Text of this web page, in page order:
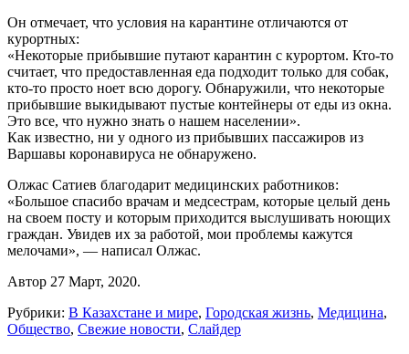
Он отмечает, что условия на карантине отличаются от
курортных:
«Некоторые прибывшие путают карантин с курортом. Кто-то
считает, что предоставленная еда подходит только для собак,
кто-то просто ноет всю дорогу. Обнаружили, что некоторые
прибывшие выкидывают пустые контейнеры от еды из окна.
Это все, что нужно знать о нашем населении».
Как известно, ни у одного из прибывших пассажиров из
Варшавы коронавируса не обнаружено.
Олжас Сатиев благодарит медицинских работников:
«Большое спасибо врачам и медсестрам, которые целый день
на своем посту и которым приходится выслушивать ноющих
граждан. Увидев их за работой, мои проблемы кажутся
мелочами», — написал Олжас.
Автор 27 Март, 2020.
Рубрики: В Казахстане и мире, Городская жизнь, Медицина,
Общество, Свежие новости, Слайдер